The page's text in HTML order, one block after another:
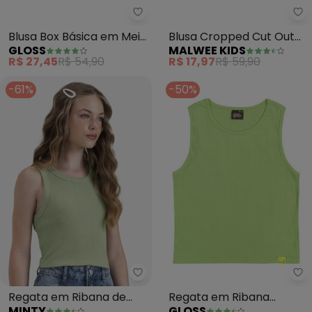
Gloss - Blusa Box Básica em
Blusa Box Básica em Meia
Malha Juvenil (Verde)
GLOSS
R$ 27,45R$ 54,90
Blusa Cropped Cut Out
Teen (Verde Militar)
MALWEE KIDS
R$ 17,97R$ 59,90
-61%
Minty - Regata em Ribana de
Regata em Ribana de
-50%
Regata em Ribana